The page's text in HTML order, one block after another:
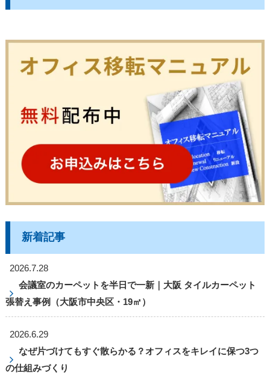
新着記事
2026.7.28
会議室のカーペットを半日で一新｜大阪 タイルカーペット
張替え事例（大阪市中央区・19㎡）
2026.6.29
なぜ片づけてもすぐ散らかる？オフィスをキレイに保つ3つ
の仕組みづくり